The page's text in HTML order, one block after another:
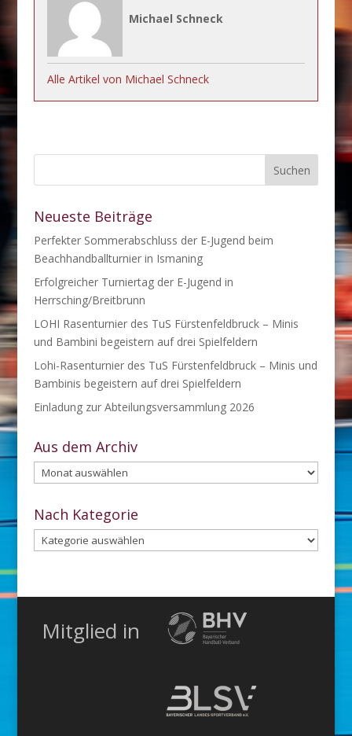
Michael Schneck
Alle Artikel von Michael Schneck
Neueste Beiträge
Perfekter Sommerabschluss der E-Jugend beim
Beachhandballturnier in Ismaning
Erfolgreicher Turniertag der E-Jugend in
Herrsching/Breitbrunn
LOHI Rasenturnier des TuS Fürstenfeldbruck – Minis
und Bambini begeistern auf drei Spielfeldern
Lohi-Rasenturnier des TuS Fürstenfeldbruck – Minis und
Bambinis begeistern auf drei Spielfeldern
Einladung zur Abteilungsversammlung 2026
Aus dem Archiv
Aus
dem
Archiv
Nach Kategorie
Nach
Kategorie
Mitglied in